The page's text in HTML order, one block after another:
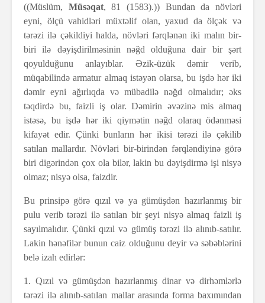
((Müslüm, Müsəqat, 81 (1583).)) Bundan da növləri
eyni, ölçü vahidləri müxtəlif olan, yaxud da ölçək və
tərəzi ilə çəkildiyi halda, növləri fərqlənən iki malın bir-
biri ilə dəyişdirilməsinin nəğd olduğuna dair bir şərt
qoyulduğunu anlayıblar. Əzik-üzük dəmir verib,
müqabilində armatur almaq istəyən olarsa, bu işdə hər iki
dəmir eyni ağırlıqda və mübadilə nəğd olmalıdır; əks
təqdirdə bu, faizli iş olar. Dəmirin əvəzinə mis almaq
istəsə, bu işdə hər iki qiymətin nəğd olaraq ödənməsi
kifayət edir. Çünki bunların hər ikisi tərəzi ilə çəkilib
satılan mallardır. Növləri bir-birindən fərqləndiyinə görə
biri digərindən çox ola bilər, lakin bu dəyişdirmə işi nisyə
olmaz; nisyə olsa, faizdir.
Bu prinsipə görə qızıl və ya gümüşdən hazırlanmış bir
pulu verib tərəzi ilə satılan bir şeyi nisyə almaq faizli iş
sayılmalıdır. Çünki qızıl və gümüş tərəzi ilə alınıb-satılır.
Lakin hənəfilər bunun caiz olduğunu deyir və səbəblərini
belə izah edirlər:
1. Qızıl və gümüşdən hazırlanmış dinar və dirhəmlərlə
tərəzi ilə alınıb-satılan mallar arasında forma baxımından